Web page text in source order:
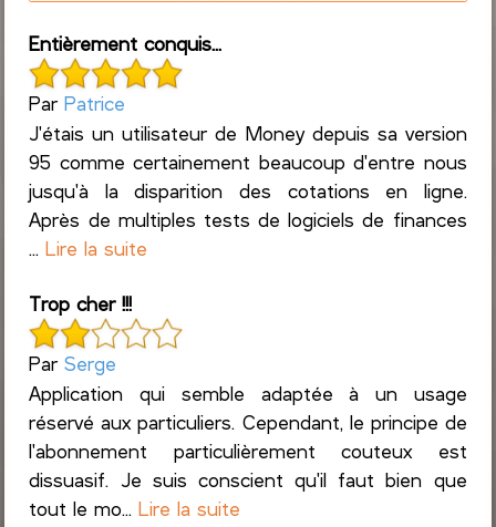
Entièrement conquis...
ParPatrice
J'étais un utilisateur de Money depuis sa version
95 comme certainement beaucoup d'entre nous
jusqu'à la disparition des cotations en ligne.
Après de multiples tests de logiciels de finances
...Lire la suite
Trop cher !!!
ParSerge
Application qui semble adaptée à un usage
réservé aux particuliers. Cependant, le principe de
l'abonnement particulièrement couteux est
dissuasif. Je suis conscient qu'il faut bien que
tout le mo...Lire la suite